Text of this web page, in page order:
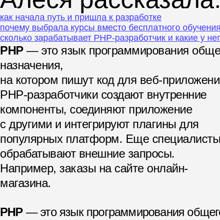
как начала путь и пришла к разработке
почему выбрала курсы вместо бесплатного обучения
сколько зарабатывает PHP-разработчик и какие у
PHP— это язык программирования
назначения,
на котором пишут код для веб-
PHP-разработчики создают внутренние
компоненты, соединяют приложение
с другими и интегрируют плагины для
популярных платформ. Еще специалисты
обрабатывают внешние запросы.
Например, заказы на сайте онлайн-
магазина.
PHP— это язык программирования